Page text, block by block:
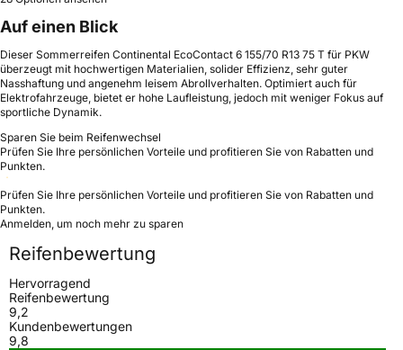
Auf einen Blick
Dieser Sommerreifen Continental EcoContact 6 155/70 R13 75 T für PKW
überzeugt mit hochwertigen Materialien, solider Effizienz, sehr guter
Nasshaftung und angenehm leisem Abrollverhalten. Optimiert auch für
Elektrofahrzeuge, bietet er hohe Laufleistung, jedoch mit weniger Fokus auf
sportliche Dynamik.
Sparen Sie beim Reifenwechsel
Prüfen Sie Ihre persönlichen Vorteile und profitieren Sie von Rabatten und
Punkten.
Prüfen Sie Ihre persönlichen Vorteile und profitieren Sie von Rabatten und
Punkten.
Anmelden, um noch mehr zu sparen
Reifenbewertung
Hervorragend
Reifenbewertung
9,2
Kundenbewertungen
9,8